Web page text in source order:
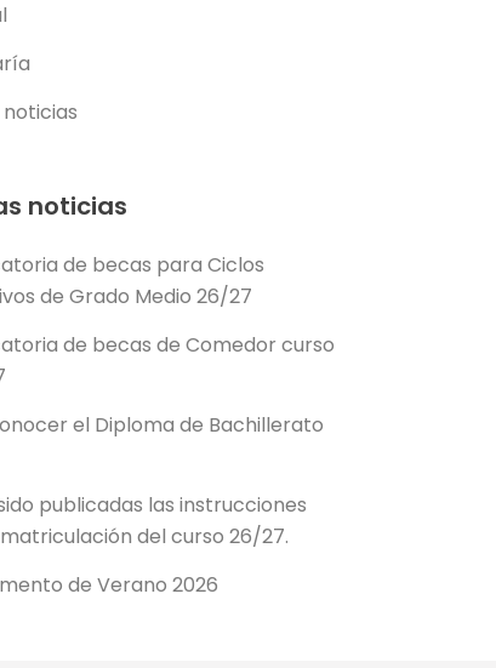
noticias
de becas para Ciclos
de Grado Medio 26/27
de becas de Comedor curso
el Diploma de Bachillerato
publicadas las instrucciones
del curso 26/27.
de Verano 2026